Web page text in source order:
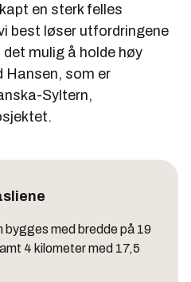
en sterk felles
best løser utfordringene
mulig å holde høy
Hansen, som er
Syltern,
bygges med bredde på 19
4 kilometer med 17,5